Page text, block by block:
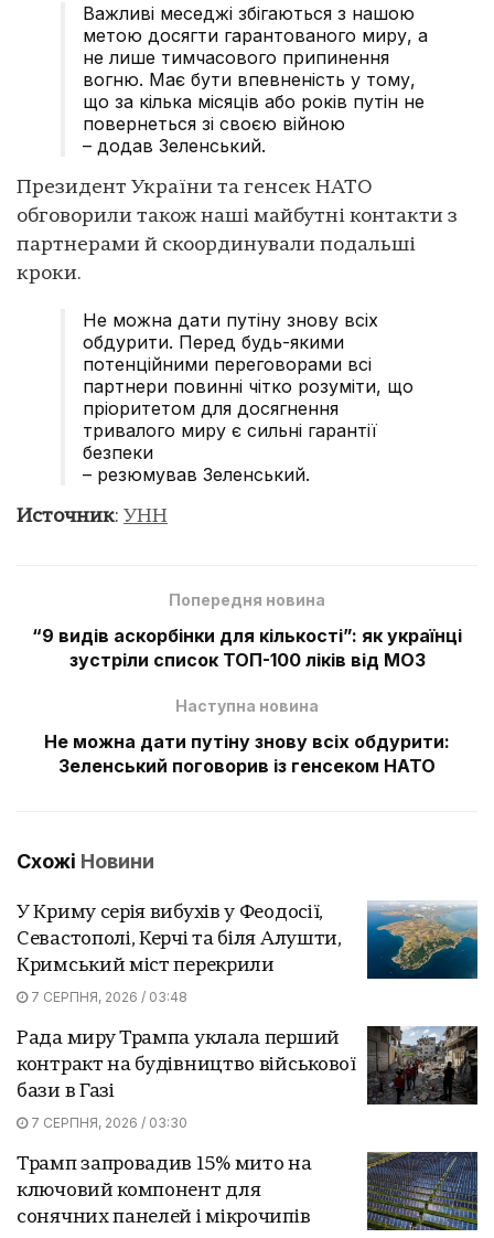
Важливі меседжі збігаються з нашою
метою досягти гарантованого миру, а
не лише тимчасового припинення
вогню. Має бути впевненість у тому,
що за кілька місяців або років путін не
повернеться зі своєю війною
– додав Зеленський.
Президент України та генсек НАТО
обговорили також наші майбутні контакти з
партнерами й скоординували подальші
кроки.
Не можна дати путіну знову всіх
обдурити. Перед будь-якими
потенційними переговорами всі
партнери повинні чітко розуміти, що
пріоритетом для досягнення
тривалого миру є сильні гарантії
безпеки
– резюмував Зеленський.
Источник: УНН
Попередня новина
“9 видів аскорбінки для кількості”: як українці
зустріли список ТОП-100 ліків від МОЗ
Наступна новина
Не можна дати путіну знову всіх обдурити:
Зеленський поговорив із генсеком НАТО
Схожі Новини
У Криму серія вибухів у Феодосії,
Севастополі, Керчі та біля Алушти,
Кримський міст перекрили
7 СЕРПНЯ, 2026 / 03:48
Рада миру Трампа уклала перший
контракт на будівництво військової
бази в Газі
7 СЕРПНЯ, 2026 / 03:30
Трамп запровадив 15% мито на
ключовий компонент для
сонячних панелей і мікрочипів